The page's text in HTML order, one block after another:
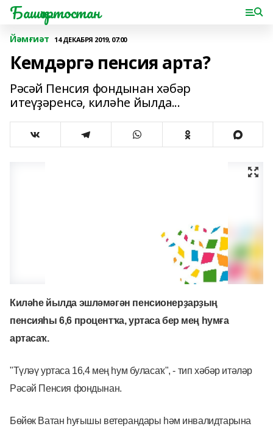
Башҡортостан
Йәмғиәт 14 ДЕКАБРЯ 2019, 07:00
Кемдәргә пенсия арта?
Рәсәй Пенсия фондынан хәбәр
итеүҙәренсә, киләһе йылда...
Киләһе йылда эшләмәгән пенсионерҙарҙың
пенсияһы6,6 процентҡа, уртаса бер мең һумға
артасаҡ.
"Түләүуртаса 16,4 мең һум буласаҡ", - тип хәбәр итәләр
Рәсәй Пенсия фондынан.
Бөйөк Ватан һуғышы ветерандары һәм инвалидтарына